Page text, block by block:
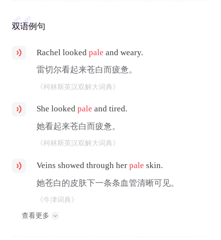
双语例句
Rachel lookedpale and weary.
雷切尔看起来苍白而疲惫。
《柯林斯英汉双解大词典》
She lookedpale and tired.
她看起来苍白而疲惫。
《柯林斯英汉双解大词典》
Veins showed through herpale skin.
她苍白的皮肤下一条条血管清晰可见。
《牛津词典》
查看更多